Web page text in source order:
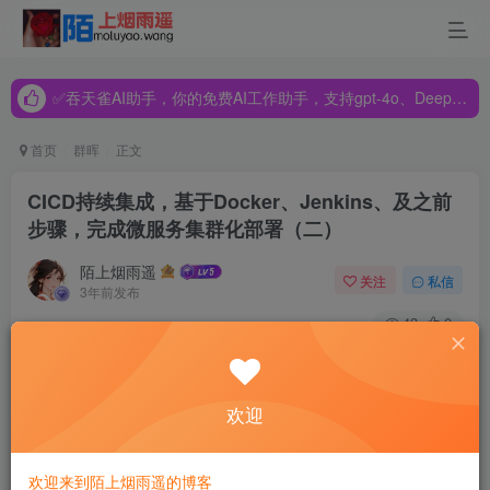
✅吞天雀AI助手，你的免费AI工作助手，支持gpt-4o、DeepSeek、Claude🔥🔥🔥🔥
✅吞天雀AI助手，你的免费AI工作助手，支持gpt-4o、DeepSeek、Claude🔥🔥🔥🔥
首页 群晖 正文
CICD持续集成，基于Docker、Jenkins、及之前
步骤，完成微服务集群化部署（二）
陌上烟雨遥
3年前发布
关注 私信
43 0
二、编写Docker容器脚本
欢迎
欢迎来到陌上烟雨遥的博客